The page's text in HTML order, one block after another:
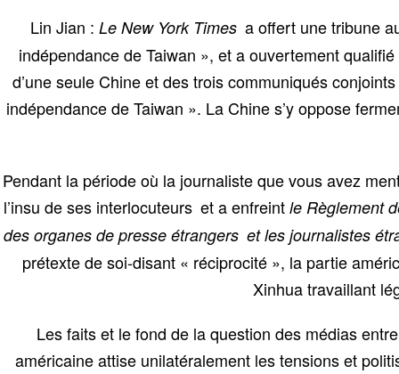
Lin Jian : Le New York Times a offert une tribune
indépendance de Taiwan », et a ouvertement
d’une seule Chine et des trois communiqués
indépendance de Taiwan ». La Chine s’y oppose
Pendant la période où la journaliste que vous avez
l’insu de ses interlocuteurs et a enfreint le Règlement
des organes de presse étrangers et les journalistes
prétexte de soi-disant « réciprocité », la partie
Xinhua travaillant
Les faits et le fond de la question des médias
américaine attise unilatéralement les tensions et